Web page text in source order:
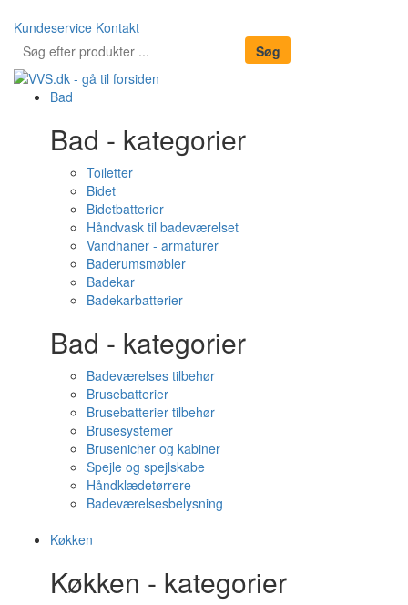
Kundeservice Kontakt
Bad
Bad - kategorier
Toiletter
Bidet
Bidetbatterier
Håndvask til badeværelset
Vandhaner - armaturer
Baderumsmøbler
Badekar
Badekarbatterier
Bad - kategorier
Badeværelses tilbehør
Brusebatterier
Brusebatterier tilbehør
Brusesystemer
Brusenicher og kabiner
Spejle og spejlskabe
Håndklædetørrere
Badeværelsesbelysning
Køkken
Køkken - kategorier